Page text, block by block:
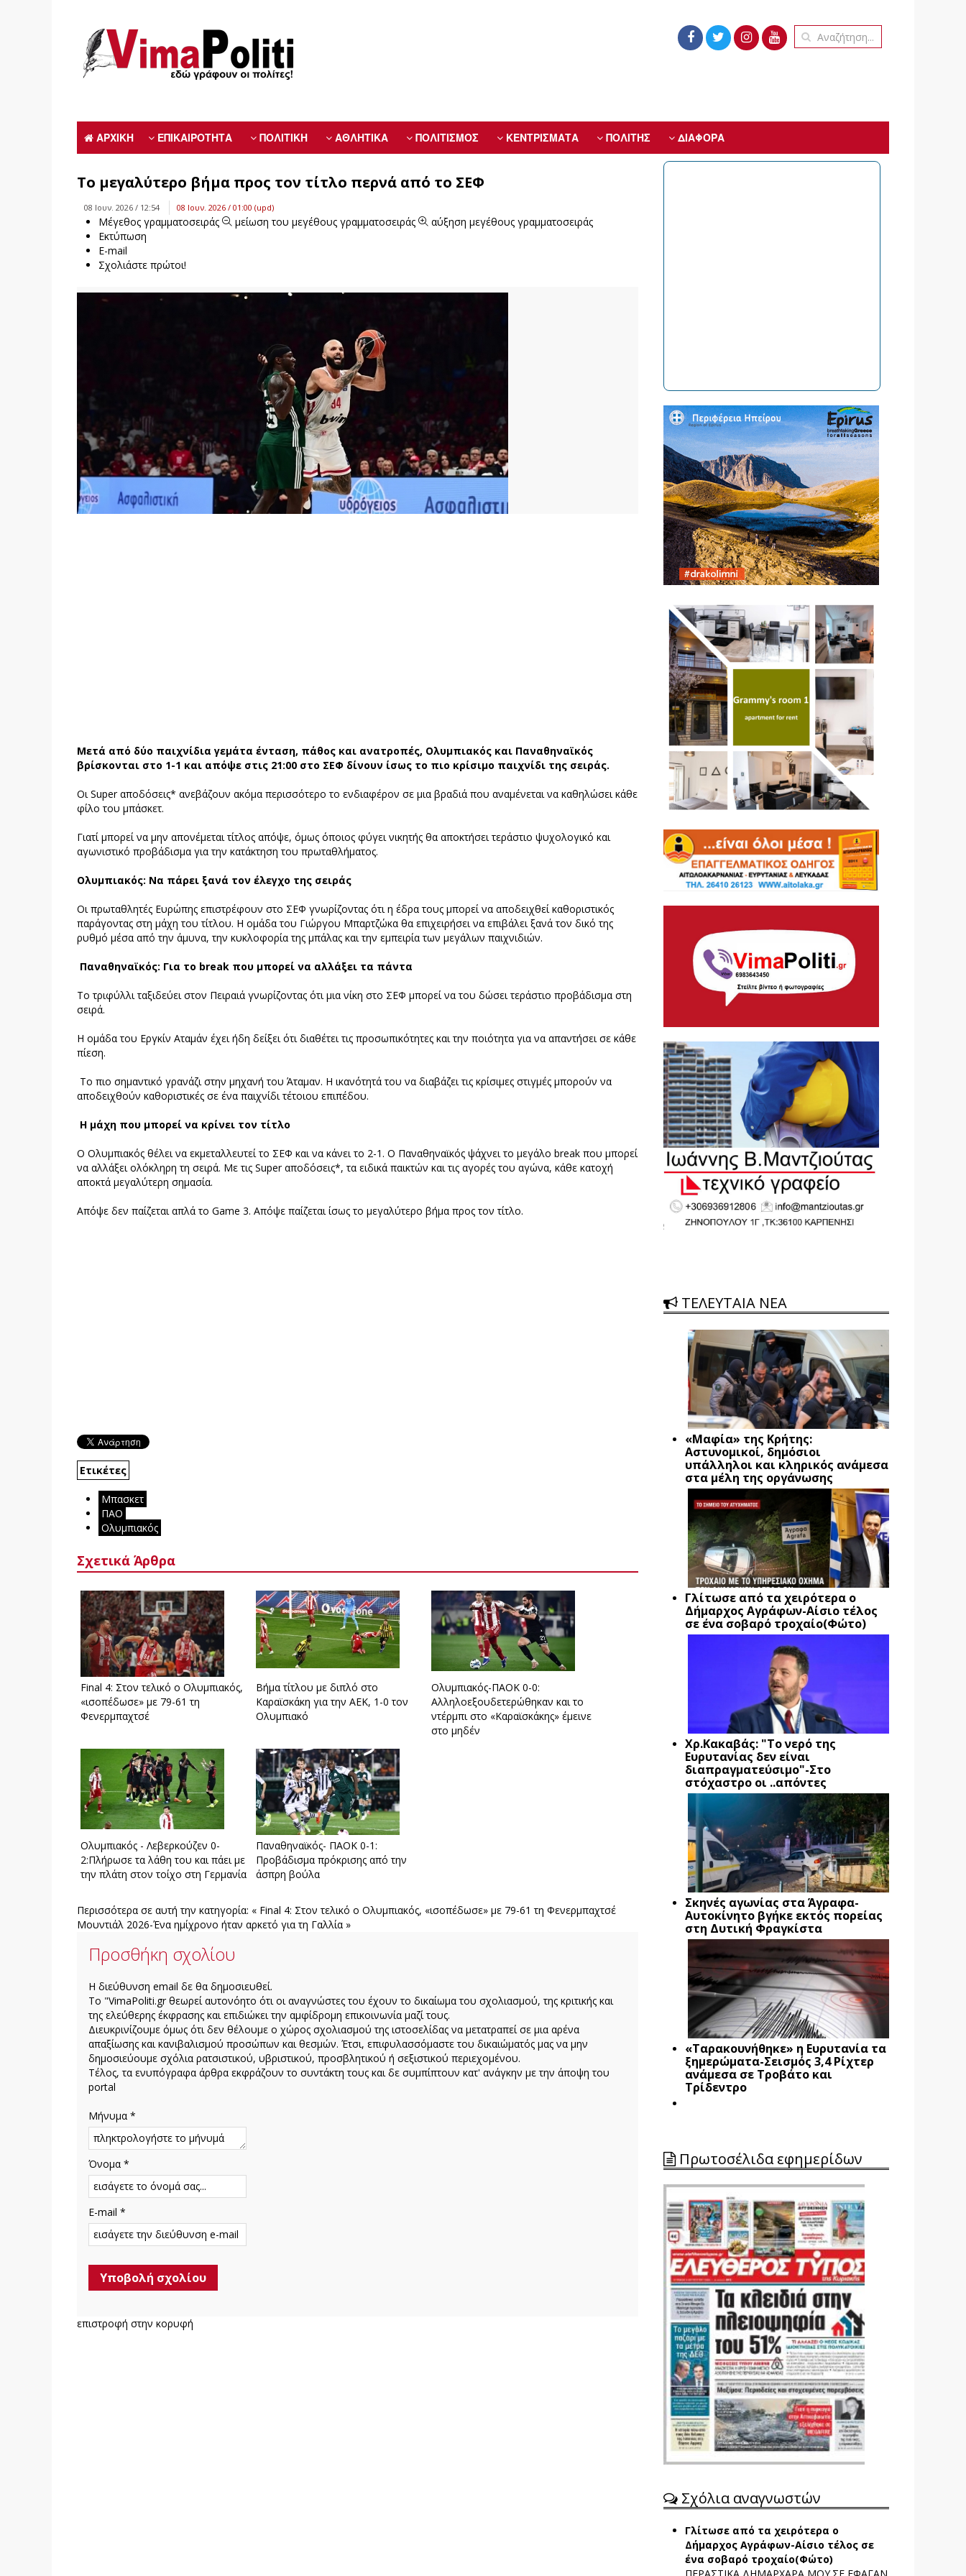
ΑΡΧΙΚΗ ΕΠΙΚΑΙΡΟΤΗΤΑ ΠΟΛΙΤΙΚΗ ΑΘΛΗΤΙΚΑ ΠΟΛΙΤΙΣΜΟΣ ΚΕΝΤΡΙΣΜΑΤΑ ΠΟΛΙΤΗΣ ΔΙΑΦΟΡΑ
Tο μεγαλύτερο βήμα προς τον τίτλο περνά από το ΣΕΦ
08 Ιουν. 2026 / 12:54 08 Ιουν. 2026 / 01:00 (upd)
Μέγεθος γραμματοσειράς μείωση του μεγέθους γραμματοσειράς
αύξηση μεγέθους γραμματοσειράς
Εκτύπωση
E-mail
Σχολιάστε πρώτοι!
Μετά από δύο παιχνίδια γεμάτα ένταση, πάθος και ανατροπές, Ολυμπιακός και Παναθηναϊκός
βρίσκονται στο 1-1 και απόψε στις 21:00 στο ΣΕΦ δίνουν ίσως το πιο κρίσιμο παιχνίδι της σειράς.
Οι Super αποδόσεις* ανεβάζουν ακόμα περισσότερο το ενδιαφέρον σε μια βραδιά που αναμένεται να καθηλώσει κάθε
φίλο του μπάσκετ.
Γιατί μπορεί να μην απονέμεται τίτλος απόψε, όμως όποιος φύγει νικητής θα αποκτήσει τεράστιο ψυχολογικό και
αγωνιστικό προβάδισμα για την κατάκτηση του πρωταθλήματος.
Ολυμπιακός: Να πάρει ξανά τον έλεγχο της σειράς
Οι πρωταθλητές Ευρώπης επιστρέφουν στο ΣΕΦ γνωρίζοντας ότι η έδρα τους μπορεί να αποδειχθεί καθοριστικός
παράγοντας στη μάχη του τίτλου. Η ομάδα του Γιώργου Μπαρτζώκα θα επιχειρήσει να επιβάλει ξανά τον δικό της
ρυθμό μέσα από την άμυνα, την κυκλοφορία της μπάλας και την εμπειρία των μεγάλων παιχνιδιών.
Παναθηναϊκός: Για το break που μπορεί να αλλάξει τα πάντα
Το τριφύλλι ταξιδεύει στον Πειραιά γνωρίζοντας ότι μια νίκη στο ΣΕΦ μπορεί να του δώσει τεράστιο προβάδισμα στη
σειρά.
Η ομάδα του Εργκίν Αταμάν έχει ήδη δείξει ότι διαθέτει τις προσωπικότητες και την ποιότητα για να απαντήσει σε κάθε
πίεση.
Το πιο σημαντικό γρανάζι στην μηχανή του Άταμαν. Η ικανότητά του να διαβάζει τις κρίσιμες στιγμές μπορούν να
αποδειχθούν καθοριστικές σε ένα παιχνίδι τέτοιου επιπέδου.
Η μάχη που μπορεί να κρίνει τον τίτλο
Ο Ολυμπιακός θέλει να εκμεταλλευτεί το ΣΕΦ και να κάνει το 2-1. Ο Παναθηναϊκός ψάχνει το μεγάλο break που μπορεί
να αλλάξει ολόκληρη τη σειρά. Με τις Super αποδόσεις*, τα ειδικά παικτών και τις αγορές του αγώνα, κάθε κατοχή
αποκτά μεγαλύτερη σημασία.
Απόψε δεν παίζεται απλά το Game 3. Απόψε παίζεται ίσως το μεγαλύτερο βήμα προς τον τίτλο.
Ετικέτες
Μπασκετ
ΠΑΟ
Ολυμπιακός
Σχετικά Άρθρα
Final 4: Στον τελικό ο Ολυμπιακός,
«ισοπέδωσε» με 79-61 τη
Φενερμπαχτσέ
Βήμα τίτλου με διπλό στο
Καραϊσκάκη για την ΑΕΚ, 1-0 τον
Ολυμπιακό
Ολυμπιακός-ΠΑΟΚ 0-0:
Αλληλοεξουδετερώθηκαν και το
ντέρμπι στο «Καραϊσκάκης» έμεινε
στο μηδέν
Ολυμπιακός - Λεβερκούζεν 0-
2:Πλήρωσε τα λάθη του και πάει με
την πλάτη στον τοίχο στη Γερμανία
Παναθηναϊκός- ΠΑΟΚ 0-1:
Προβάδισμα πρόκρισης από την
άσπρη βούλα
Περισσότερα σε αυτή την κατηγορία: « Final 4: Στον τελικό ο Ολυμπιακός, «ισοπέδωσε» με 79-61 τη Φενερμπαχτσέ
Μουντιάλ 2026-Ένα ημίχρονο ήταν αρκετό για τη Γαλλία »
Προσθήκη σχολίου
H διεύθυνση email δε θα δημοσιευθεί.
Το "VimaPoliti.gr θεωρεί αυτονόητο ότι οι αναγνώστες του έχουν το δικαίωμα του σχολιασμού, της κριτικής και
της ελεύθερης έκφρασης και επιδιώκει την αμφίδρομη επικοινωνία μαζί τους.
Διευκρινίζουμε όμως ότι δεν θέλουμε ο χώρος σχολιασμού της ιστοσελίδας να μετατραπεί σε μια αρένα
απαξίωσης και κανιβαλισμού προσώπων και θεσμών. Έτσι, επιφυλασσόμαστε του δικαιώματός μας να μην
δημοσιεύουμε σχόλια ρατσιστικού, υβριστικού, προσβλητικού ή σεξιστικού περιεχομένου.
Τέλος, τα ενυπόγραφα άρθρα εκφράζουν το συντάκτη τους και δε συμπίπτουν κατ' ανάγκην με την άποψη του
portal
Μήνυμα *
Όνομα *
E-mail *
επιστροφή στην κορυφή
ΤΕΛΕΥΤΑΙΑ ΝΕΑ
«Μαφία» της Κρήτης:
Αστυνομικοί, δημόσιοι
υπάλληλοι και κληρικός ανάμεσα
στα μέλη της οργάνωσης
Γλίτωσε από τα χειρότερα ο
Δήμαρχος Αγράφων-Αίσιο τέλος
σε ένα σοβαρό τροχαίο(Φώτο)
Xρ.Κακαβάς: "Το νερό της
Ευρυτανίας δεν είναι
διαπραγματεύσιμο"-Στο
στόχαστρο οι ..απόντες
Σκηνές αγωνίας στα Άγραφα-
Αυτοκίνητο βγήκε εκτός πορείας
στη Δυτική Φραγκίστα
«Ταρακουνήθηκε» η Ευρυτανία τα
ξημερώματα-Σεισμός 3,4 Ρίχτερ
ανάμεσα σε Τροβάτο και
Τρίδεντρο
Πρωτοσέλιδα εφημερίδων
Σχόλια αναγνωστών
Γλίτωσε από τα χειρότερα ο
Δήμαρχος Αγράφων-Αίσιο τέλος σε
ένα σοβαρό τροχαίο(Φώτο)